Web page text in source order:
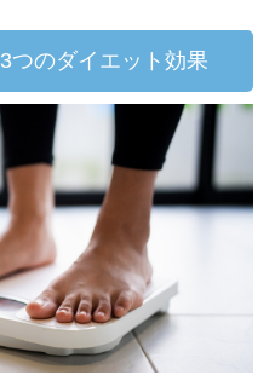
3つのダイエット効果